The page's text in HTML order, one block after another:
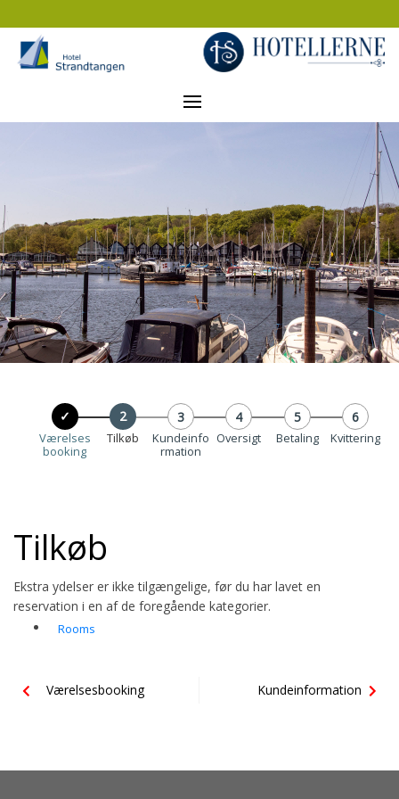
Værelses
booking
Tilkøb
Kundeinfo
rmation
Oversigt Betaling Kvittering
Tilkøb
Ekstra ydelser er ikke tilgængelige, før du har lavet en
reservation i en af de foregående kategorier.
Rooms
Værelsesbooking Kundeinformation